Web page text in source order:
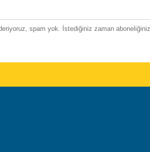
spam yok. İstediğiniz zaman